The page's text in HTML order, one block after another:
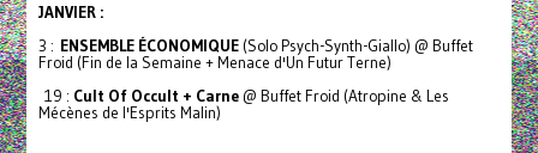
JANVIER :
3 : ENSEMBLE ÉCONOMIQUE(Solo Psych-Synth-Giallo) @ Buffet
Froid (Fin de la Semaine + Menace d'Un Futur Terne)
19 : Cult Of Occult + Carne@ Buffet Froid (Atropine & Les
Mécènes de l'Esprits Malin)